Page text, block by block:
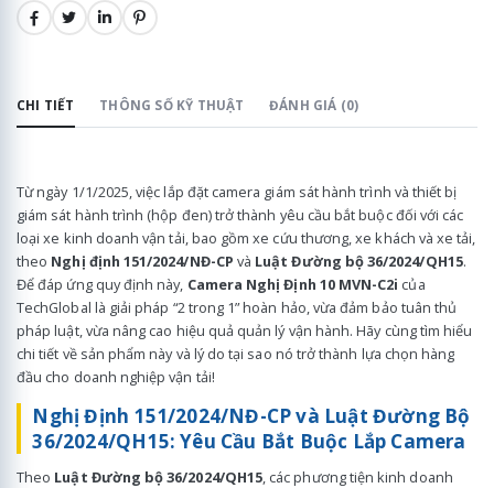
CHI TIẾT THÔNG SỐ KỸ THUẬT ĐÁNH GIÁ (0)
Từ ngày 1/1/2025, việc lắp đặt camera giám sát hành trình và thiết bị
giám sát hành trình (hộp đen) trở thành yêu cầu bắt buộc đối với các
loại xe kinh doanh vận tải, bao gồm xe cứu thương, xe khách và xe tải,
theo Nghị định 151/2024/NĐ-CP và Luật Đường bộ 36/2024/QH15.
Để đáp ứng quy định này, Camera Nghị Định 10 MVN-C2i của
TechGlobal là giải pháp “2 trong 1” hoàn hảo, vừa đảm bảo tuân thủ
pháp luật, vừa nâng cao hiệu quả quản lý vận hành. Hãy cùng tìm hiểu
chi tiết về sản phẩm này và lý do tại sao nó trở thành lựa chọn hàng
đầu cho doanh nghiệp vận tải!
Nghị Định 151/2024/NĐ-CP và Luật Đường Bộ
36/2024/QH15: Yêu Cầu Bắt Buộc Lắp Camera
Theo Luật Đường bộ 36/2024/QH15, các phương tiện kinh doanh